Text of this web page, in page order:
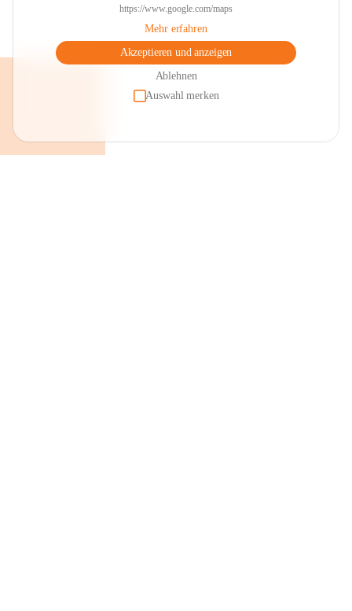
https://www.google.com/maps
Mehr erfahren
Akzeptieren und anzeigen
Ablehnen
Auswahl merken